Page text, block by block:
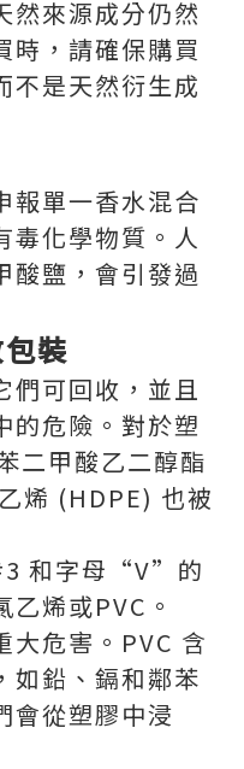
然來源成分仍然
時，請確保購買
不是天然衍生成
報單一香水混合
毒化學物質。人
酸鹽，會引發過
裝
們可回收，並且
的危險。對於塑
二甲酸乙二醇酯
烯 (HDPE) 也被
和字母“V”的
烯或PVC。
大危害。PVC 含
如鉛、鎘和鄰苯
會從塑膠中浸